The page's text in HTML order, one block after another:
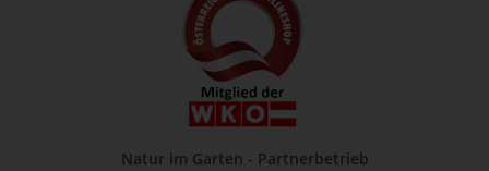
Natur im Garten - Partnerbetrieb